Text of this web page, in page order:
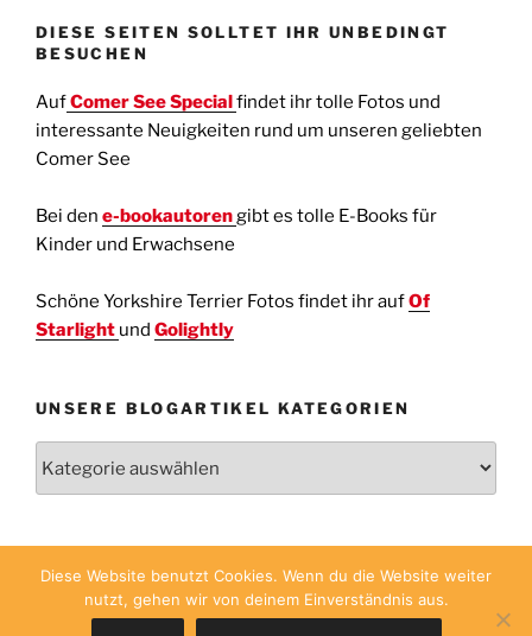
DIESE SEITEN SOLLTET IHR UNBEDINGT
BESUCHEN
AufComer See Specialfindet ihr tolle Fotos und
interessante Neuigkeiten rund um unseren geliebten
Comer See
Bei den e-bookautorengibt es tolle E-Books für
Kinder und Erwachsene
Schöne Yorkshire Terrier Fotos findet ihr aufOf
Starlight und Golightly
UNSERE BLOGARTIKEL KATEGORIEN
Blogartikel
Diese Website benutzt Cookies. Wenn du die Website weiter
nutzt, gehen wir von deinem Einverständnis aus.